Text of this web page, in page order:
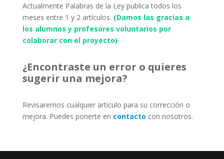
Actualmente Palabras de la Ley publica todos los
meses entre 1 y 2 artículos. (Damos las gracias a
los alumnos y profesores voluntarios por
colaborar con el proyecto)
¿Encontraste un error o quieres
sugerir una mejora?
Revisaremos cualquier artículo para su corrección o
mejora. Puedes ponerte en contacto con nosotros.